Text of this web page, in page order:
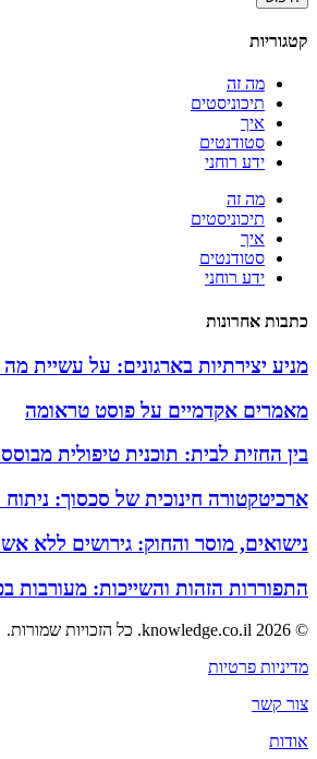
קטגוריות
מה זה
תיכוניסטים
איך
סטודנטים
ידע רוחני
מה זה
תיכוניסטים
איך
סטודנטים
ידע רוחני
כתבות אחרונות
מניע יצירתיות בארגונים: על עשיית
מאמרים אקדמיים על פוסט טראומה
בין החזית לבית: תוכנית טיפולית
ארכיטקטורה חינוכית של סכסוך:
נישואים, מוסר והחוק: גירושים ללא
התפוררות הזהות והשייכות: מעורבות
© 2026 knowledge.co.il. כל הזכויות שמורות.
מדיניות פרטיות
צור קשר
אודות